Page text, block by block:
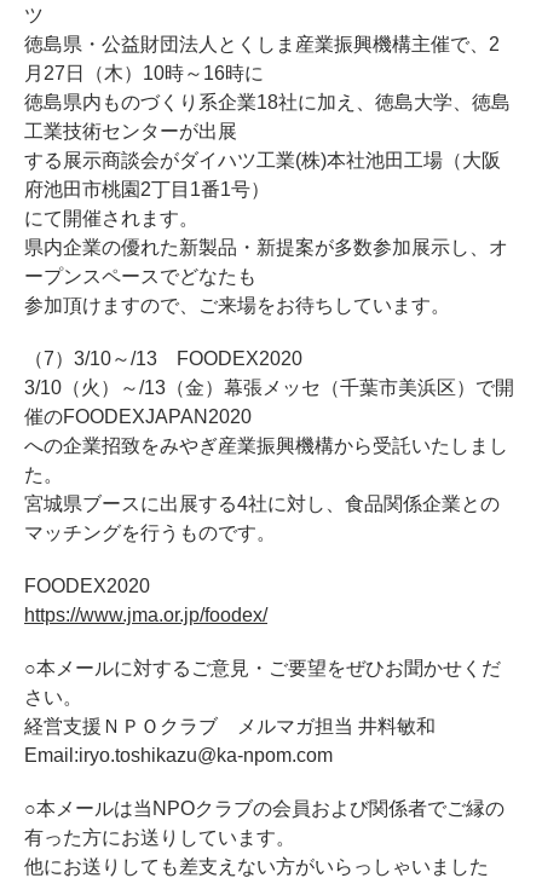
ツ
徳島県・公益財団法人とくしま産業振興機構主催で、2
月27日（木）10時～16時に
徳島県内ものづくり系企業18社に加え、徳島大学、徳島
工業技術センターが出展
する展示商談会がダイハツ工業(株)本社池田工場（大阪
府池田市桃園2丁目1番1号）
にて開催されます。
県内企業の優れた新製品・新提案が多数参加展示し、オ
ープンスペースでどなたも
参加頂けますので、ご来場をお待ちしています。
（7）3/10～/13 FOODEX2020
3/10（火）～/13（金）幕張メッセ（千葉市美浜区）で開
催のFOODEXJAPAN2020
への企業招致をみやぎ産業振興機構から受託いたしまし
た。
宮城県ブースに出展する4社に対し、食品関係企業との
マッチングを行うものです。
FOODEX2020
https://www.jma.or.jp/foodex/
○本メールに対するご意見・ご要望をぜひお聞かせくだ
さい。
経営支援ＮＰＯクラブ メルマガ担当 井料敏和
Email:iryo.toshikazu@ka-npom.com
○本メールは当NPOクラブの会員および関係者でご縁の
有った方にお送りしています。
他にお送りしても差支えない方がいらっしゃいました